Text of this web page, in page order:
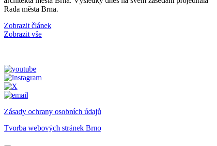
Rada města Brna.
Zobrazit článek
Zobrazit vše
Zásady ochrany osobních údajů
Tvorba webových stránek Brno